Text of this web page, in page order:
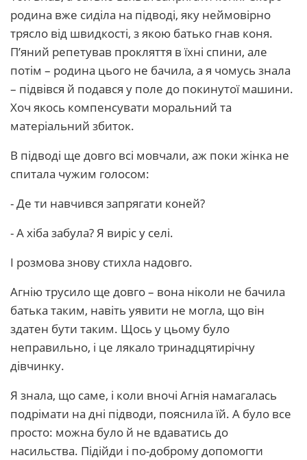
родина вже сиділа на підводі, яку неймовірно
трясло від швидкості, з якою батько гнав коня.
П’яний репетував прокляття в їхні спини, але
потім – родина цього не бачила, а я чомусь знала
– підвівся й подався у поле до покинутої машини.
Хоч якось компенсувати моральний та
матеріальний збиток.
В підводі ще довго всі мовчали, аж поки жінка не
спитала чужим голосом:
- Де ти навчився запрягати коней?
- А хіба забула? Я виріс у селі.
І розмова знову стихла надовго.
Агнію трусило ще довго – вона ніколи не бачила
батька таким, навіть уявити не могла, що він
здатен бути таким. Щось у цьому було
неправильно, і це лякало тринадцятирічну
дівчинку.
Я знала, що саме, і коли вночі Агнія намагалась
подрімати на дні підводи, пояснила їй. А було все
просто: можна було й не вдаватись до
насильства. Підійди і по-доброму допомогти